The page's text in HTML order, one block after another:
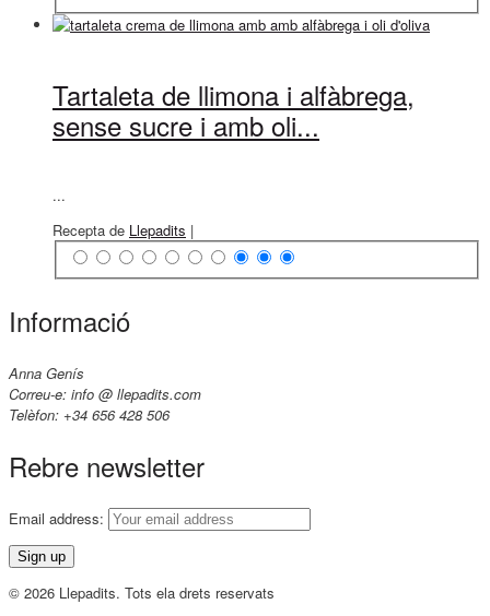
Tartaleta de llimona i alfàbrega,
sense sucre i amb oli...
...
Recepta de Llepadits |
Informació
Anna Genís
Correu-e: info @ llepadits.com
Telèfon: +34 656 428 506
Rebre newsletter
Email address:
© 2026 Llepadits. Tots ela drets reservats